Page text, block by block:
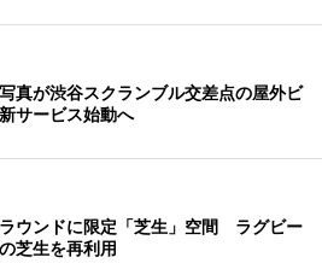
真が渋谷スクランブル交差点の屋外ビ
サービス始動へ
ウンドに限定「芝生」空間 ラグビー
芝生を再利用